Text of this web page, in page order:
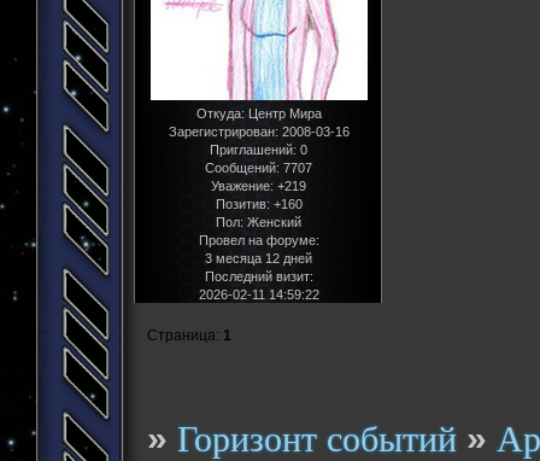
Откуда: Центр Мира
Зарегистрирован: 2008-03-16
Приглашений: 0
Сообщений: 7707
Уважение: +219
Позитив: +160
Пол:Женский
Провел на форуме:
3 месяца 12 дней
Последний визит:
2026-02-11 14:59:22
Страница: 1
»Горизонт событий »